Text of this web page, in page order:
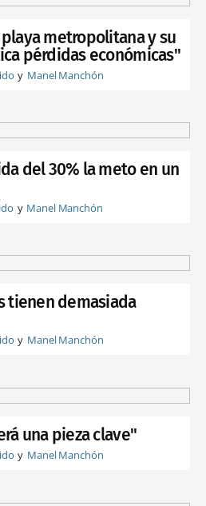
metropolitana y su
pérdidas económicas"
Manel Manchón
del 30% la meto en un
Manel Manchón
tienen demasiada
Manel Manchón
una pieza clave"
Manel Manchón